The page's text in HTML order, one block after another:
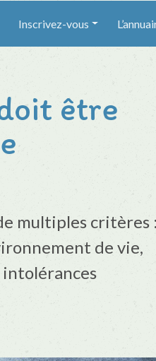
Inscrivez-vous
être
multiples critères :
de vie,